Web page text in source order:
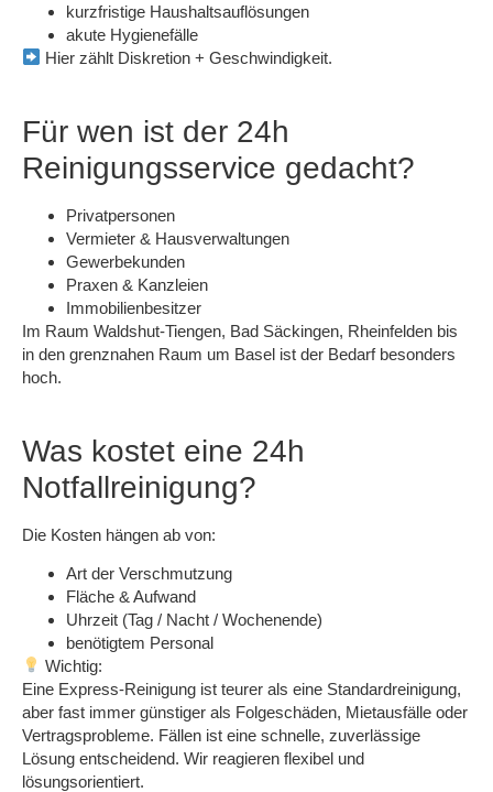
kurzfristige Haushaltsauflösungen
akute Hygienefälle
Hier zählt Diskretion + Geschwindigkeit.
Für wen ist der 24h
Reinigungsservice gedacht?
Privatpersonen
Vermieter & Hausverwaltungen
Gewerbekunden
Praxen & Kanzleien
Immobilienbesitzer
Im Raum Waldshut-Tiengen, Bad Säckingen, Rheinfelden bis
in den grenznahen Raum um Basel ist der Bedarf besonders
hoch.
Was kostet eine 24h
Notfallreinigung?
Die Kosten hängen ab von:
Art der Verschmutzung
Fläche & Aufwand
Uhrzeit (Tag / Nacht / Wochenende)
benötigtem Personal
Wichtig:
Eine Express-Reinigung ist teurer als eine Standardreinigung,
aber fast immer günstiger als Folgeschäden, Mietausfälle oder
Vertragsprobleme. Fällen ist eine schnelle, zuverlässige
Lösung entscheidend. Wir reagieren flexibel und
lösungsorientiert.